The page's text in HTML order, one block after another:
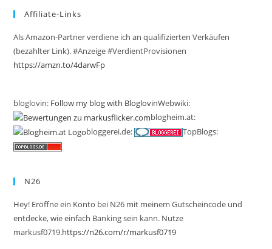
Affiliate-Links
Als Amazon-Partner verdiene ich an qualifizierten Verkäufen
(bezahlter Link). #Anzeige #VerdientProvisionen
https://amzn.to/4darwFp
bloglovin: Follow my blog with BloglovinWebwiki:
blogheim.at:
bloggerei.de:
TopBlogs:
N26
Hey! Eröffne ein Konto bei N26 mit meinem Gutscheincode und
entdecke, wie einfach Banking sein kann. Nutze
markusf0719.https://n26.com/r/markusf0719